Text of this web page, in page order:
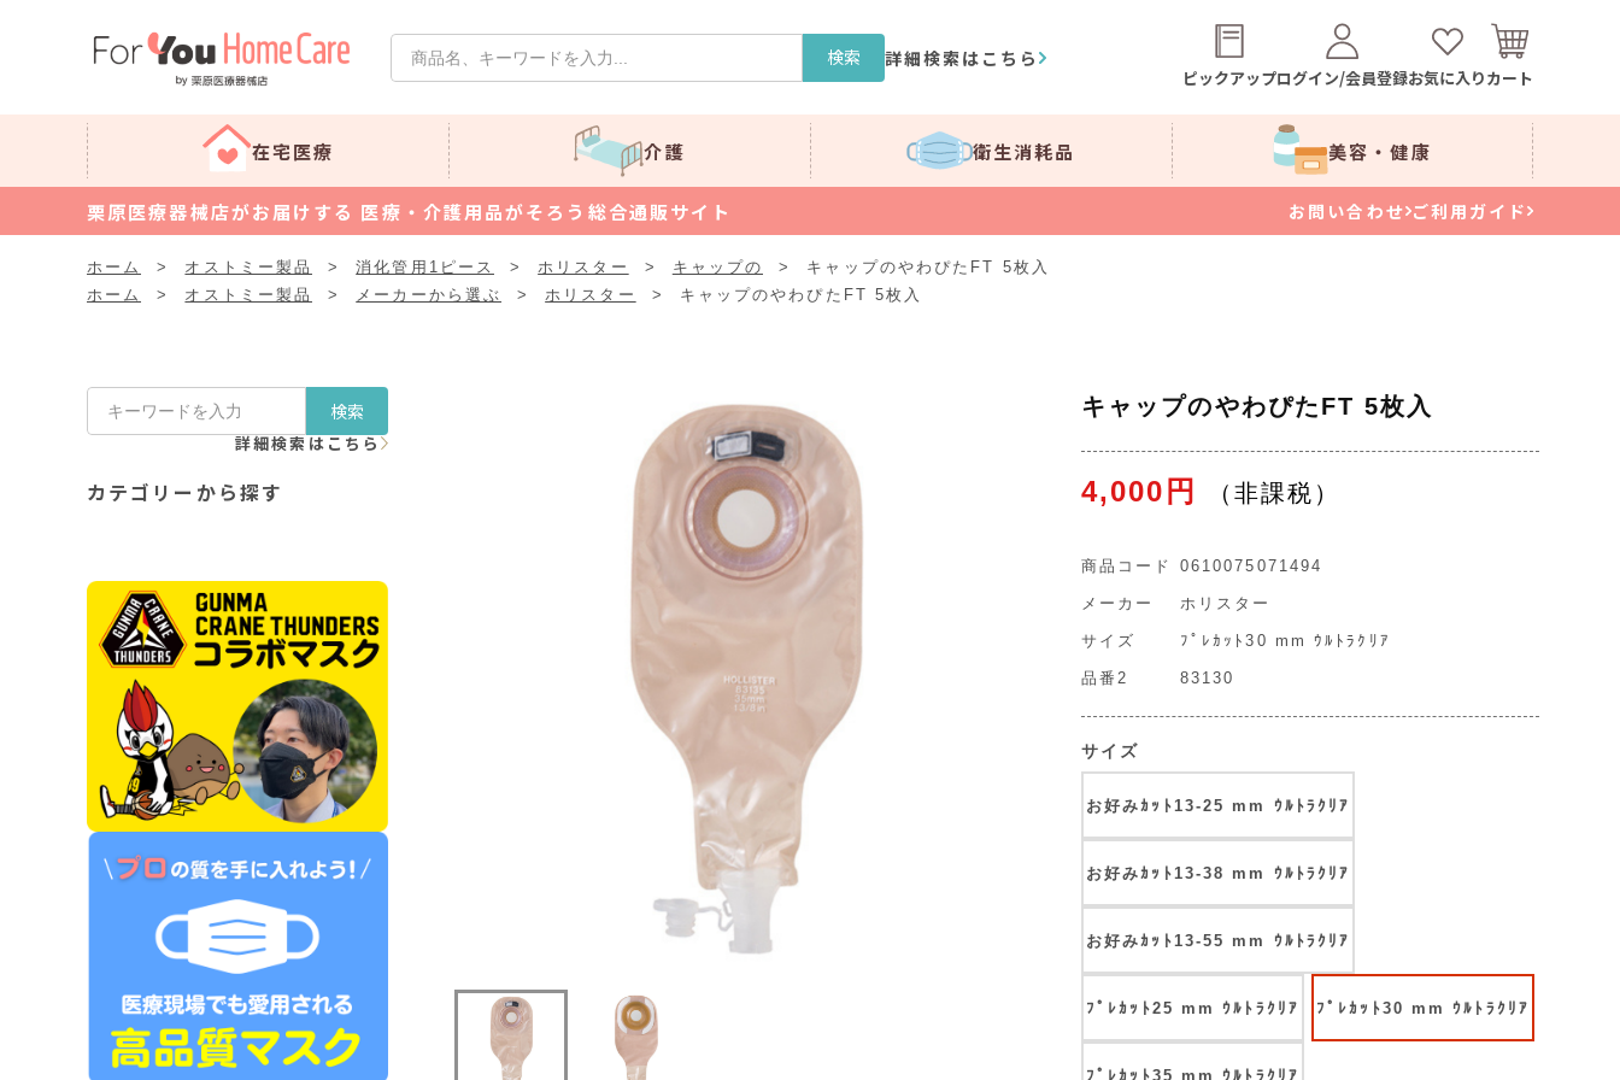
検索 詳細検索はこちら
ピックアップログイン/会員登録お気に入りカート
在宅医療 介護 衛生消耗品 美容・健康
栗原医療器械店がお届けする 医療・介護用品がそろう総合通販サイト お問い合わせ ご利用ガイド
ホーム > オストミー製品 > 消化管用1ピース > ホリスター > キャップの >
キャップのやわぴたFT 5枚入
ホーム
> オストミー製品 > メーカーから選ぶ > ホリスター > キャップのやわぴたFT 5枚入
検索
詳細検索はこちら
カテゴリーから探す
キャップのやわぴたFT 5枚入
4,000円
商品コード 0610075071494
メーカー ホリスター
サイズ ﾌﾟﾚｶｯﾄ30 mm ｳﾙﾄﾗｸﾘｱ
品番2 83130
サイズ
お好みｶｯﾄ13-25 mm ｳﾙﾄﾗｸﾘｱ
お好みｶｯﾄ13-38 mm ｳﾙﾄﾗｸﾘｱ
お好みｶｯﾄ13-55 mm ｳﾙﾄﾗｸﾘｱ
ﾌﾟﾚｶｯﾄ25 mm ｳﾙﾄﾗｸﾘｱ ﾌﾟﾚｶｯﾄ30 mm ｳﾙﾄﾗｸﾘｱ
ﾌﾟﾚｶｯﾄ35 mm ｳﾙﾄﾗｸﾘｱ